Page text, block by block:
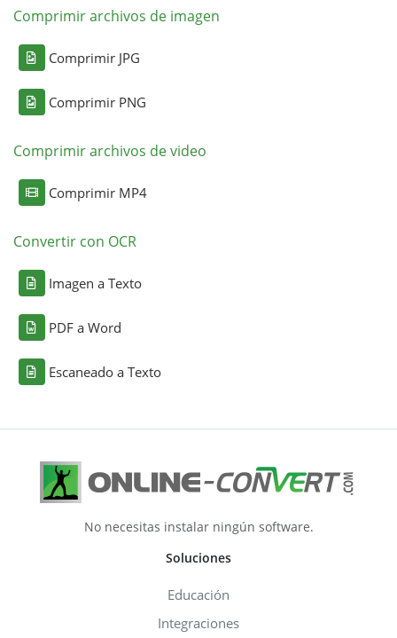
Comprimir archivos de imagen
Comprimir JPG
Comprimir PNG
Comprimir archivos de video
Comprimir MP4
Convertir con OCR
Imagen a Texto
PDF a Word
Escaneado a Texto
No necesitas instalar ningún software.
Soluciones
Educación
Integraciones